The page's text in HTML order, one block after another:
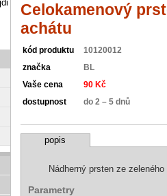
Celokamenový
achátu
kód produktu 10120012
značka BL
Vaše cena 90 Kč
dostupnost do 2 – 5 dnů
popis
Nádherný prsten ze zeleného
Parametry